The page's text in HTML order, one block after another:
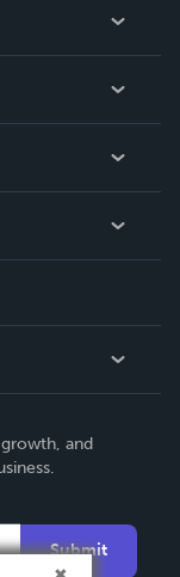
and
Submit